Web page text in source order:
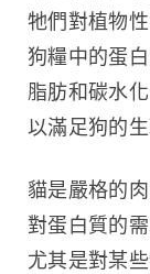
牠們對植物
狗糧中的蛋白
脂肪和碳水
以滿足狗的
貓是嚴格的
對蛋白質的
尤其是對某